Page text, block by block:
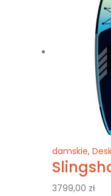
damskie,
3799,00 zł